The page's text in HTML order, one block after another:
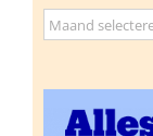
Archieven